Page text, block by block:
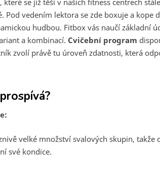
, které se již těší v našich fitness centrech
Pod vedením lektora se zde boxuje a kope
hudbou. Fitbox vás naučí základní
a kombinací. Cvičební program
zvolí právě tu úroveň zdatnosti, která
velké množství svalových skupin, takže
své kondice.